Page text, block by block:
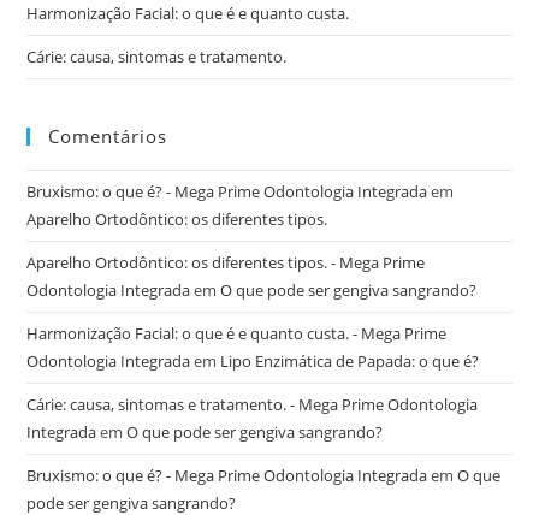
Harmonização Facial: o que é e quanto custa.
Cárie: causa, sintomas e tratamento.
Comentários
Bruxismo: o que é? - Mega Prime Odontologia Integradaem
Aparelho Ortodôntico: os diferentes tipos.
Aparelho Ortodôntico: os diferentes tipos. - Mega Prime
Odontologia IntegradaemO que pode ser gengiva sangrando?
Harmonização Facial: o que é e quanto custa. - Mega Prime
Odontologia Integradaem Lipo Enzimática de Papada: o que é?
Cárie: causa, sintomas e tratamento. - Mega Prime Odontologia
IntegradaemO que pode ser gengiva sangrando?
Bruxismo: o que é? - Mega Prime Odontologia IntegradaemO que
pode ser gengiva sangrando?